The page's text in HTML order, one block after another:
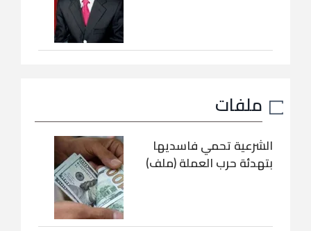
ملفات
الشرعية تحمي فاسديها
بتهدئة حرب العملة (ملف)